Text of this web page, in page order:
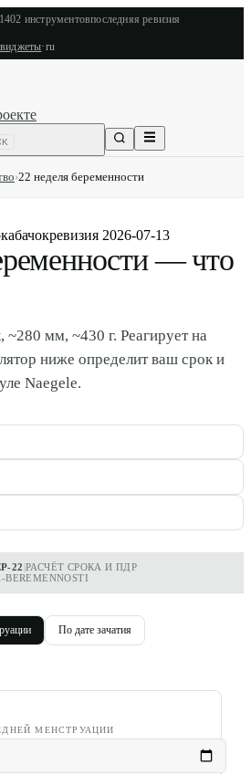
инструментовпоследняя ревизия
виджеты·ru
›22 неделя беременности
кабачокревизия 2026-07-13
— что
~280 мм, ~430 г. Реагирует на
ниже определит ваш срок и
Naegele.
22 |РАСЧЁТ СРОКА И ПДР
BEREMENNOSTI
По дате зачатия
МЕНСТРУАЦИИ